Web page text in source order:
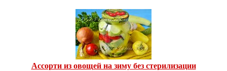
Ассорти из овощей на зиму без стерилизации